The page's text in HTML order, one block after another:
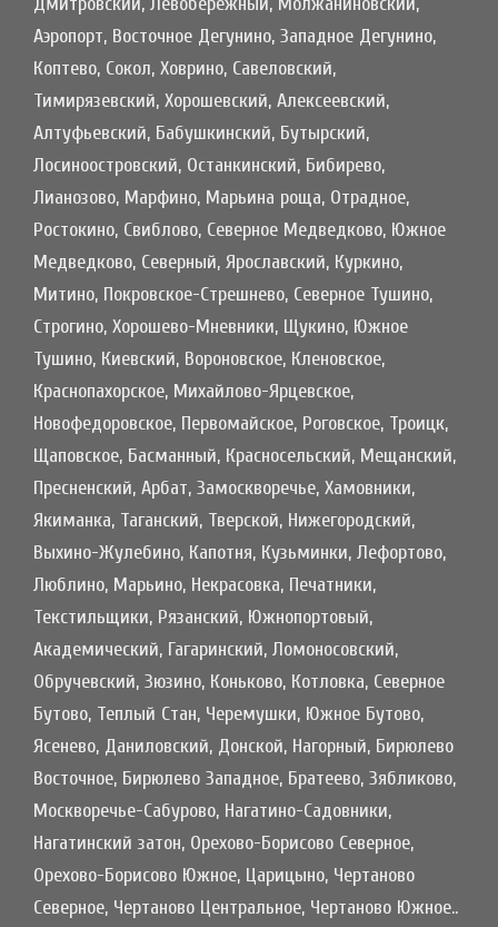
Аэропорт, Восточное Дегунино, Западное Дегунино,
Коптево, Сокол, Ховрино, Савеловский,
Тимирязевский, Хорошевский, Алексеевский,
Алтуфьевский, Бабушкинский, Бутырский,
Лосиноостровский, Останкинский, Бибирево,
Лианозово, Марфино, Марьина роща, Отрадное,
Ростокино, Свиблово, Северное Медведково, Южное
Медведково, Северный, Ярославский, Куркино,
Митино, Покровское-Стрешнево, Северное Тушино,
Строгино, Хорошево-Мневники, Щукино, Южное
Тушино, Киевский, Вороновское, Кленовское,
Краснопахорское, Михайлово-Ярцевское,
Новофедоровское, Первомайское, Роговское, Троицк,
Щаповское, Басманный, Красносельский, Мещанский,
Пресненский, Арбат, Замоскворечье, Хамовники,
Якиманка, Таганский, Тверской, Нижегородский,
Выхино-Жулебино, Капотня, Кузьминки, Лефортово,
Люблино, Марьино, Некрасовка, Печатники,
Текстильщики, Рязанский, Южнопортовый,
Академический, Гагаринский, Ломоносовский,
Обручевский, Зюзино, Коньково, Котловка, Северное
Бутово, Теплый Стан, Черемушки, Южное Бутово,
Ясенево, Даниловский, Донской, Нагорный, Бирюлево
Восточное, Бирюлево Западное, Братеево, Зябликово,
Москворечье-Сабурово, Нагатино-Садовники,
Нагатинский затон, Орехово-Борисово Северное,
Орехово-Борисово Южное, Царицыно, Чертаново
Северное, Чертаново Центральное, Чертаново Южное..